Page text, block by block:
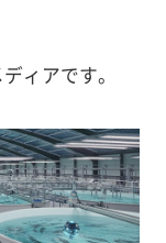
ィアです。